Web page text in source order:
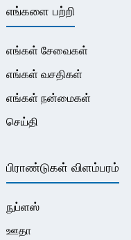
எங்களை பற்றி
எங்கள் சேவைகள்
எங்கள் வசதிகள்
எங்கள் நன்மைகள்
செய்தி
பிராண்டுகள் விளம்பரம்
நுப்ளஸ்
ஊதா